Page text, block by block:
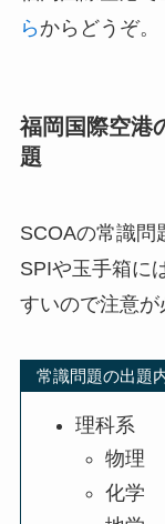
ら からどうぞ。
福岡国際空港
題
SCOAの常識問
SPIや玉手箱に
すいので注意が
常識問題の出題
理科系
物理
化学